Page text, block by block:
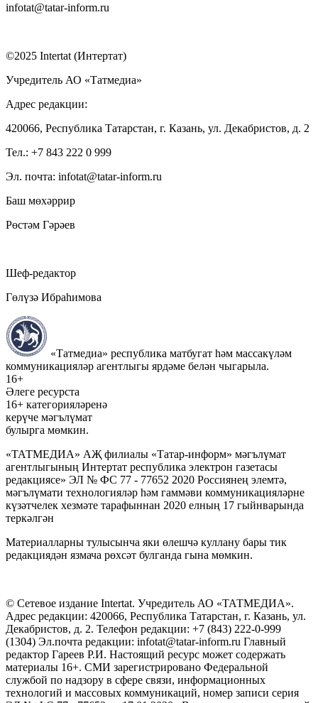
infotat@tatar-inform.ru
©2025 Intertat (Интертат)
Учредитель АО «Татмедиа»
Адрес редакции:
420066, Республика Татарстан, г. Казань, ул. Декабристов, д. 2
Тел.: +7 843 222 0 999
Эл. почта: infotat@tatar-inform.ru
Баш мөхәррир
Рөстәм Гәрәев
Шеф-редактор
Гөлүзә Ибраһимова
«Татмедиа» республика матбугат һәм массакүләм
коммуникацияләр агентлыгы ярдәме белән чыгарыла.
16+
Әлеге ресурста
16+ категорияләренә
керүче мәгълүмат
булырга мөмкин.
«ТАТМЕДИА» АҖ филиалы «Татар-информ» мәгълүмат
агентлыгының Интертат республика электрон газетасы
редакциясе» ЭЛ № ФС 77 - 77652 2020 Россиянең элемтә,
мәгълүмати технологияләр һәм гаммәви коммуникацияләрне
күзәтчелек хезмәте тарафыннан 2020 елның 17 гыйнварында
теркәлгән
Материалларны тулысынча яки өлешчә куллану бары тик
редакциядән язмача рөхсәт булганда гына мөмкин.
© Сетевое издание Intertat. Учредитель АО «ТАТМЕДИА».
Адрес редакции: 420066, Республика Татарстан, г. Казань, ул.
Декабристов, д. 2. Телефон редакции: +7 (843) 222-0-999
(1304) Эл.почта редакции: infotat@tatar-inform.ru Главный
редактор Гареев Р.И. Настоящий ресурс может содержать
материалы 16+. СМИ зарегистрировано Федеральной
службой по надзору в сфере связи, информационных
технологий и массовых коммуникаций, номер записи серия